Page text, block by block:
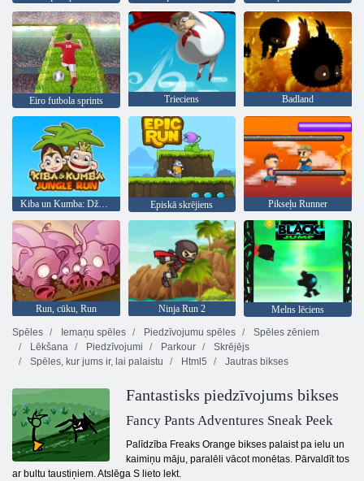
Eiro futbola sprints Trieciens Badland
Kiba un Kumba: Džungļu skriešanās Episkā skrējiens Pikseļu Runner
Run, cūku, Run Ninja Run 2
Melns lēciens
Spēles
Iemaņu spēles Piedzīvojumu spēles
Spēles zēniem
Lēkšana
Piedzīvojumi Parkour
Skrējējs
Spēles, kur jums ir, lai palaistu
Html5 Jautras bikses
Fantastisks piedzīvojums bikses
Fancy Pants Adventures Sneak Peek
Palīdzība Freaks Orange bikses palaist pa ielu un
kaimiņu māju, paralēli vācot monētas. Pārvaldīt tos
ar bultu taustiņiem. Atslēga S lieto lekt.